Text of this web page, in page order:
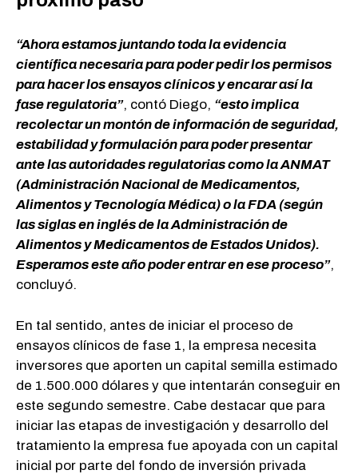
“Ahora estamos juntando toda la evidencia
científica necesaria para poder pedir los permisos
para hacer los ensayos clínicos y encarar así la
fase regulatoria”, contó Diego, “esto implica
recolectar un montón de información de seguridad,
estabilidad y formulación para poder presentar
ante las autoridades regulatorias como la ANMAT
(Administración Nacional de Medicamentos,
Alimentos y Tecnología Médica) o la FDA (según
las siglas en inglés de la Administración de
Alimentos y Medicamentos de Estados Unidos).
Esperamos este año poder entrar en ese proceso”,
concluyó.
En tal sentido, antes de iniciar el proceso de
ensayos clínicos de fase 1, la empresa necesita
inversores que aporten un capital semilla estimado
de 1.500.000 dólares y que intentarán conseguir en
este segundo semestre. Cabe destacar que para
iniciar las etapas de investigación y desarrollo del
tratamiento la empresa fue apoyada con un capital
inicial por parte del fondo de inversión privada